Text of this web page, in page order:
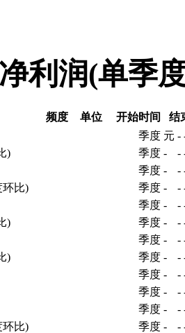
利润(单季
频度 单位 开始时间
结
季度 元 -
)
季度 - -
季度 - -
环比)
季度 - -
季度 - -
)
季度 - -
季度 - -
)
季度 - -
季度 - -
季度 - -
季度 - -
环比)
季度 - -